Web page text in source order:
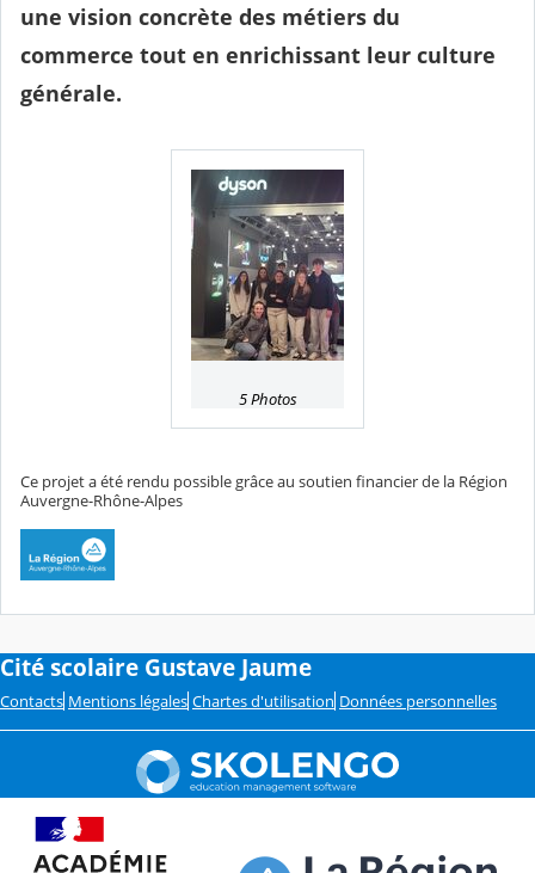
une vision concrète des métiers du
commerce tout en enrichissant leur culture
générale.
5 Photos
Ce projet a été rendu possible grâce au soutien financier de la Région
Auvergne-Rhône-Alpes
Cité scolaire Gustave Jaume
Contacts Mentions légales Chartes d'utilisation Données personnelles